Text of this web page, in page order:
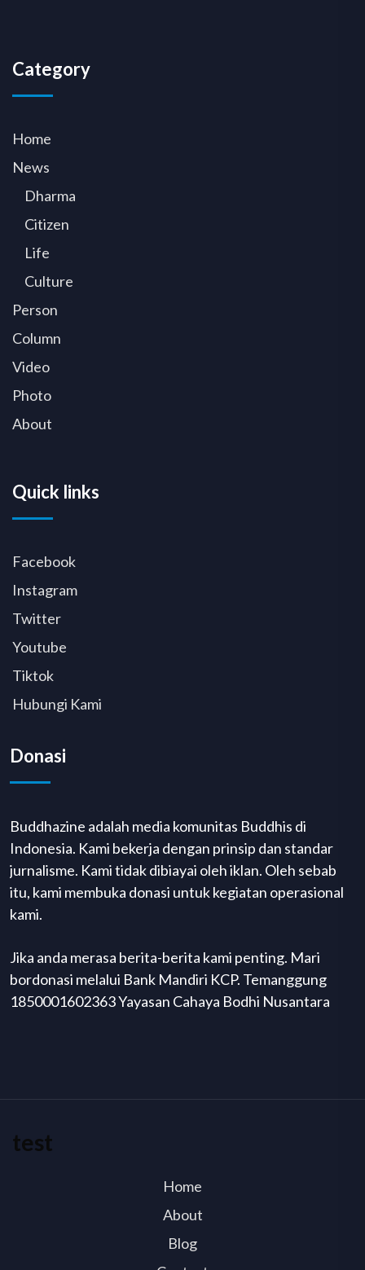
Category
Home
News
Dharma
Citizen
Life
Culture
Person
Column
Video
Photo
About
Quick links
Facebook
Instagram
Twitter
Youtube
Tiktok
Hubungi Kami
Donasi
Buddhazine adalah media komunitas Buddhis di
Indonesia. Kami bekerja dengan prinsip dan standar
jurnalisme. Kami tidak dibiayai oleh iklan. Oleh sebab
itu, kami membuka donasi untuk kegiatan operasional
kami.
Jika anda merasa berita-berita kami penting. Mari
bordonasi melalui Bank Mandiri KCP. Temanggung
1850001602363 Yayasan Cahaya Bodhi Nusantara
test
Home
About
Blog